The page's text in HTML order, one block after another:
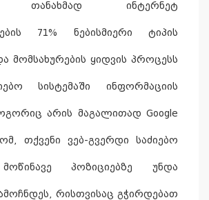
თანახმად ინტერნეტ
71% ნებისმიერი ტიპის
მომსახურების ყიდვის პროცესს
სისტემაში ინფორმაციის
არის მაგალითად Google
თქვენი ვებ-გვერდი საძიებო
პოზიციებზე უნდა
რისთვისაც გჭირდებათ